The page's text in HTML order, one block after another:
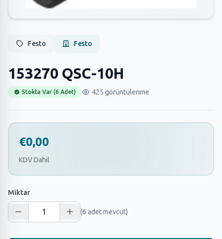
Festo Festo
153270 QSC-10H
Stokta Var (6 Adet) 425 görüntülenme
€0,00
KDV Dahil
Miktar
(6 adet mevcut)